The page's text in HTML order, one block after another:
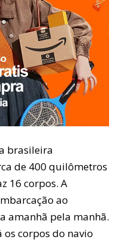
brasileira
de 400 quilômetros
16 corpos. A
ao
amanhã pela manhã.
corpos do navio